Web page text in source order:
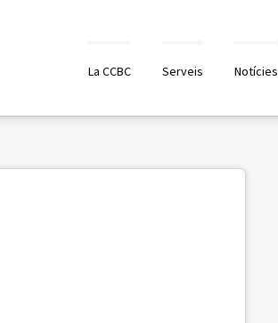
La CCBC Serveis Notícies